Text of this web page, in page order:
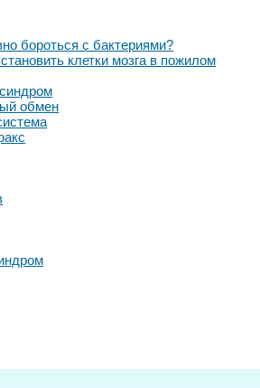
бороться с бактериями?
клетки мозга в пожилом
обмен